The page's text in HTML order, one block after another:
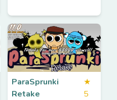
ParaSprunki
Retake
★
5